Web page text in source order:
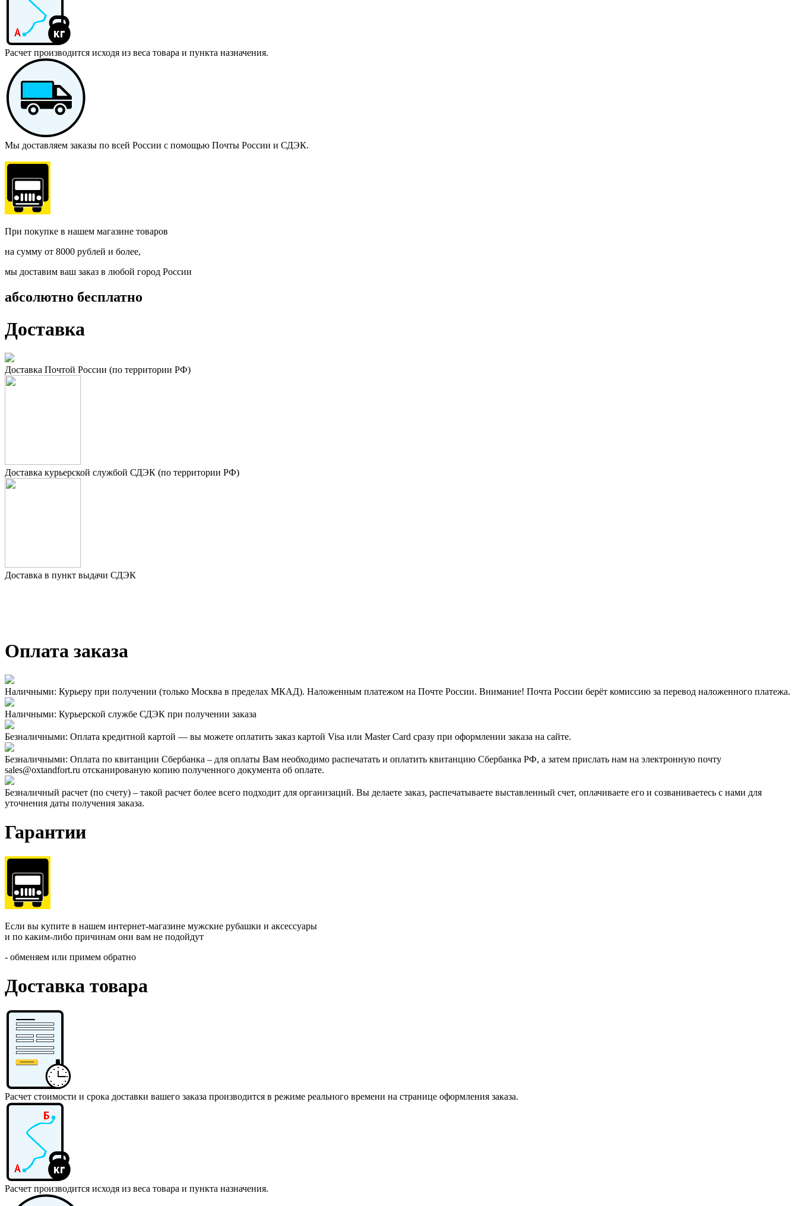
Расчет производится исходя из веса товара и пункта назначения.
Мы доставляем заказы по всей России с помощью Почты России и СДЭК.
При покупке в нашем магазине товаров
на сумму от 8000 рублей и более,
мы доставим ваш заказ в любой город России
абсолютно бесплатно
Доставка
Доставка Почтой России (по территории РФ)
Доставка курьерcкой службой СДЭК (по территории РФ)
Доставка в пункт выдачи СДЭК
Оплата заказа
Наличными: Курьеру при получении (только Москва в пределах МКАД). Наложенным платежом на Почте России. Внимание! Почта России берёт комиссию за перевод наложенного платежа.
Наличными: Курьерской службе СДЭК при получении заказа
Безналичными: Оплата кредитной картой — вы можете оплатить заказ картой Visa или Master Card сразу при оформлении заказа на сайте.
Безналичными: Оплата по квитанции Сбербанка – для оплаты Вам необходимо распечатать и оплатить квитанцию Сбербанка РФ, а затем прислать нам на электронную почту
sales@oxtandfort.ru отсканированую копию полученного документа об оплате.
Безналичный расчет (по счету) – такой расчет более всего подходит для организаций. Вы делаете заказ, распечатываете выставленный счет, оплачиваете его и созваниваетесь с нами для
уточнения даты получения заказа.
Гарантии
Если вы купите в нашем интернет-магазине мужские рубашки и аксессуары
и по каким-либо причинам они вам не подойдут
- обменяем или примем обратно
Доставка товара
Расчет стоимости и срока доставки вашего заказа производится в режиме реального времени на странице оформления заказа.
Расчет производится исходя из веса товара и пункта назначения.